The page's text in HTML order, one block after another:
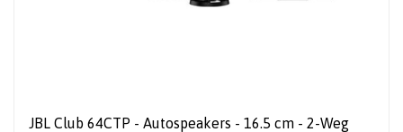
JBL Club 64CTP - Autospeakers - 16.5 cm - 2-Weg